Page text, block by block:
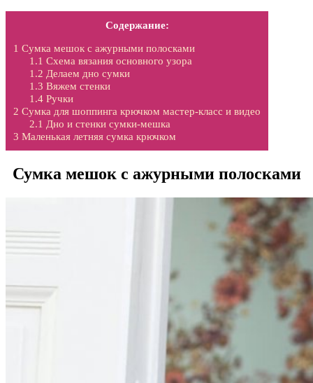
Содержание:
1 Сумка мешок с ажурными полосками
1.1 Схема вязания основного узора
1.2 Делаем дно сумки
1.3 Вяжем стенки
1.4Ручки
2 Сумка для шоппинга крючком мастер-класс и видео
2.1 Дно и стенки сумки-мешка
3 Маленькая летняя сумка крючком
Сумка мешок с ажурными полосками